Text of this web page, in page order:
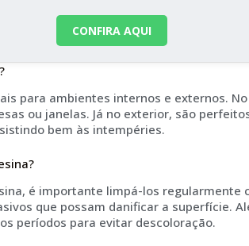
CONFIRA AQUI
para ambientes internos e externos.
ou janelas. Já no exterior, são
bem às intempéries.
é importante limpá-los regularmente
que possam danificar a superfície.
períodos para evitar descoloração.